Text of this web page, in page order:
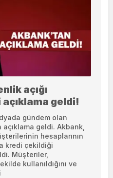
açığı
geldi!
gündem olan
geldi. Akbank,
hesaplarının
kredi çekildiği
Müşteriler,
kullanıldığını ve